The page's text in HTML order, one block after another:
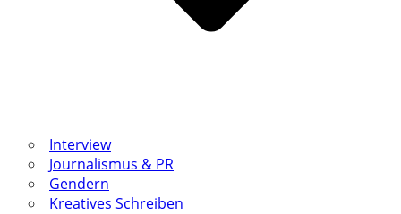
Interview
Journalismus & PR
Gendern
Kreatives Schreiben